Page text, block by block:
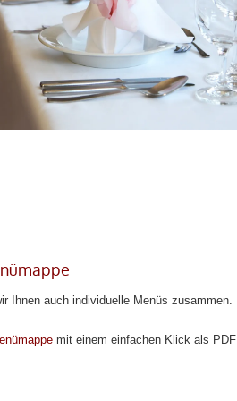
Ihnen auch individuelle Menüs zusammen.
mit einem einfachen Klick als PDF